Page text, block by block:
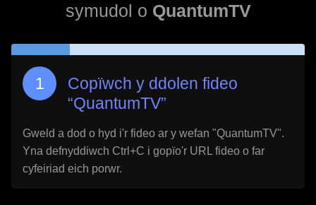
symudol o QuantumTV
Copïwch y ddolen fideo
“QuantumTV”
Gweld a dod o hyd i'r fideo ar y wefan "QuantumTV".
Yna defnyddiwch Ctrl+C i gopïo'r URL fideo o far
cyfeiriad eich porwr.